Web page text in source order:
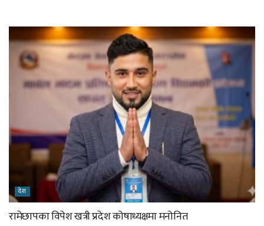
देश
रामेछापका विपेश खत्री प्रदेश कोषाध्यक्षमा मनोनित